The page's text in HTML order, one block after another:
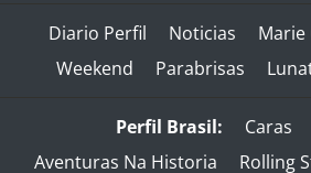
Diario Perfil Noticias Marie
Weekend
Parabrisas
Perfil Brasil: Caras
Aventuras Na Historia
Rolling